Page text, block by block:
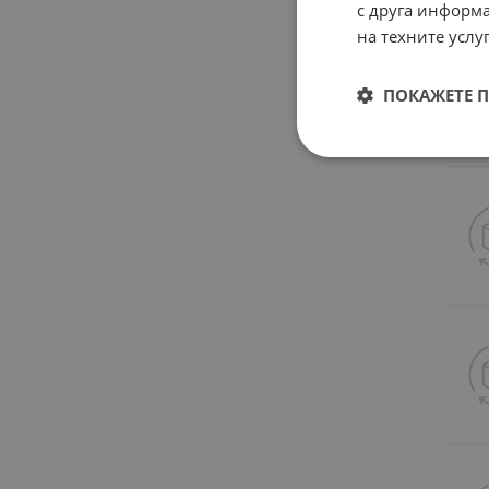
с друга
на техните
ПОКАЖЕТЕ